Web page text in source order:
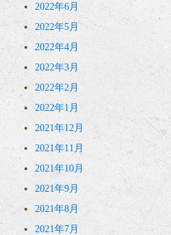
2022年6月
2022年5月
2022年4月
2022年3月
2022年2月
2022年1月
2021年12月
2021年11月
2021年10月
2021年9月
2021年8月
2021年7月